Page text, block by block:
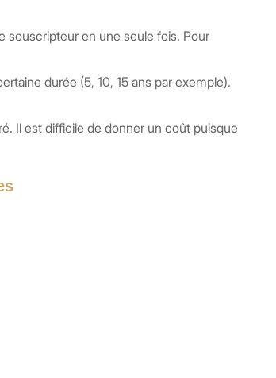
souscripteur en une seule fois. Pour
durée (5, 10, 15 ans par exemple).
Il est difficile de donner un coût puisque